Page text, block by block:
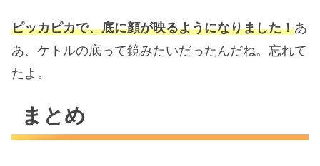
ピッカピカで、底に顔が映るようになりました！あ
あ、ケトルの底って鏡みたいだったんだね。忘れて
たよ。
まとめ